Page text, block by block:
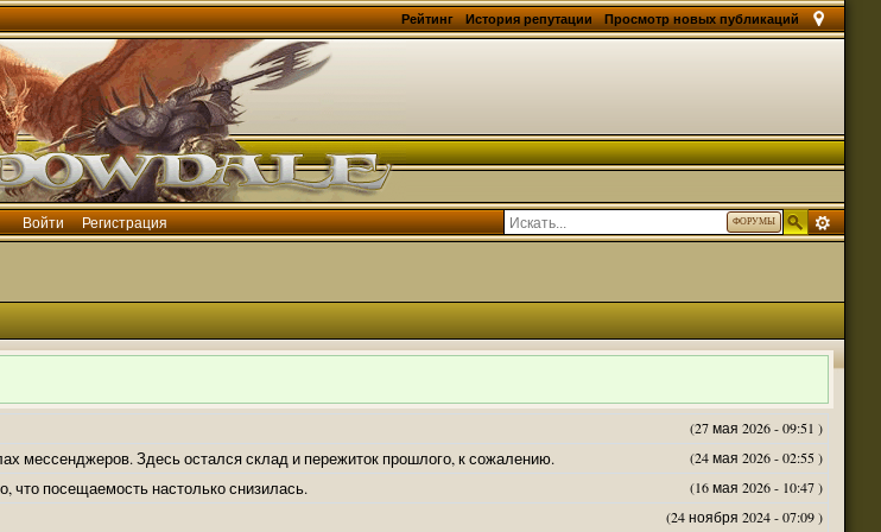
Просмотр новых публикаций
История репутации
Рейтинг
ФОРУМЫ
Войти Регистрация
(27 мая 2026 - 09:51 )
(24 мая 2026 - 02:55 )
мессенджеров. Здесь остался склад и пережиток прошлого, к сожалению.
(16 мая 2026 - 10:47 )
что посещаемость настолько снизилась.
(24 ноября 2024 - 07:09 )